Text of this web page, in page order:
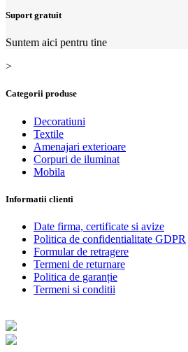
Suport gratuit
Suntem aici pentru tine
>
Categorii produse
Decoratiuni
Textile
Amenajari exterioare
Corpuri de iluminat
Mobila
Informatii clienti
Date firma, certificate si avize
Politica de confidentialitate GDPR
Formular de retragere
Termeni de returnare
Politica de garanție
Termeni si conditii